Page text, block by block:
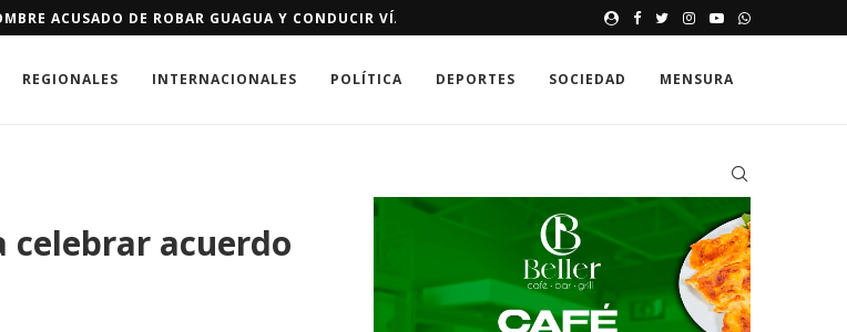
DE EEUU PODRÁN PAGAR FIANZA DE HASTA 250,000 DÓLARES MEMORIAS DE UNA SONRISA
REGIONALES INTERNACIONALES POLÍTICA DEPORTES SOCIEDAD MENSURA
acuerdo